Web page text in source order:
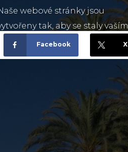
Facebook X